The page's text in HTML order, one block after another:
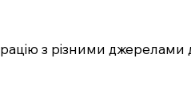
з різними джерелами